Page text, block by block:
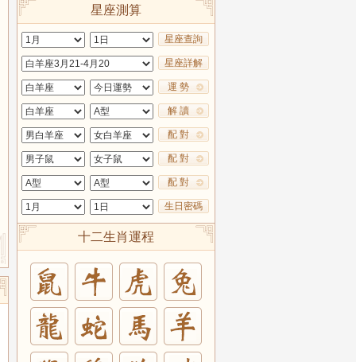
星座測算
星座查詢
星座詳解
運 勢
解 讀
配 對
配 對
配 對
生日密碼
十二生肖運程
兔